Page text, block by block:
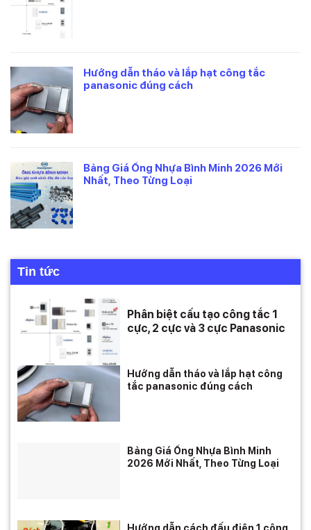
Hướng dẫn tháo và lắp hạt công tắc
panasonic đúng cách
Bảng Giá Ống Nhựa Bình Minh 2026 Mới
Nhất, Theo Từng Loại
Tin tức
Phân biệt cấu tạo công tắc 1
cực, 2 cực và 3 cực Panasonic
Hướng dẫn tháo và lắp hạt công
tắc panasonic đúng cách
Bảng Giá Ống Nhựa Bình Minh
2026 Mới Nhất, Theo Từng Loại